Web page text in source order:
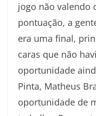
jogo não valendo
pontuação, a
era uma final,
caras que não
oportunidade
Pinta, Matheus
oportunidade de